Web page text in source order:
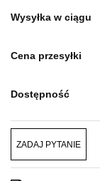
Wysyłka w ciągu
Cena przesyłki
Dostępność
ZADAJ PYTANIE